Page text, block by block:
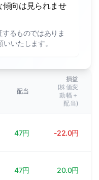
向は見られませ
るものではありま
いたします。
配当
損益
(株価変
動幅＋
配当)
47円 -22.0円
47円 20.0円